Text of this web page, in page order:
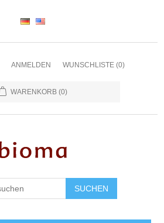
ANMELDEN WUNSCHLISTE (0)
WARENKORB (0)
SUCHEN